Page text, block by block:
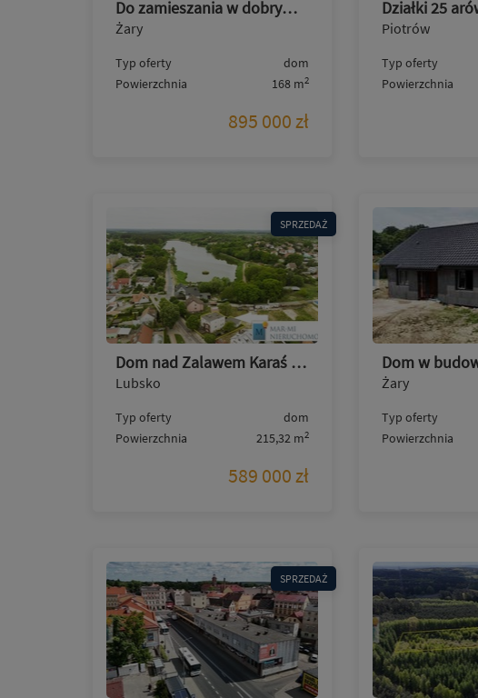
Do zamieszania w dobrym stanie Żary ul. Śląska
Żary
Typ oferty
dom
Powierzchnia
168 m2
895 000 zł
Piotrów
Typ oferty
Powierzchnia
SPRZEDAŻ
Dom nad Zalawem Karaś ul.Słowackiego Lubsko
Lubsko
Typ oferty
dom
Powierzchnia
215,32 m2
589 000 zł
Żary
Typ oferty
Powierzchnia
SPRZEDAŻ